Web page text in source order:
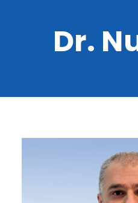
Dr.